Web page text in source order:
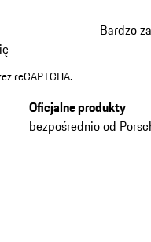
Bardzo
reCAPTCHA.
Oficjalne produkty
bezpośrednio od